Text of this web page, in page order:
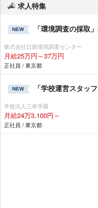
求人特集
NEW 「環境調査の採取
株式会社日新環境調査センター
月給25万円～37万円
正社員 / 東京都
NEW 「学校運営スタッ
学校法人三幸学園
月給24万3,100円～
正社員 / 東京都